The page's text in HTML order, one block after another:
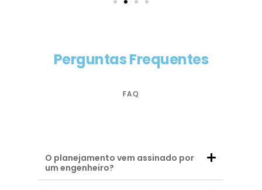
Perguntas Frequentes
FAQ
O planejamento vem assinado por
um engenheiro?